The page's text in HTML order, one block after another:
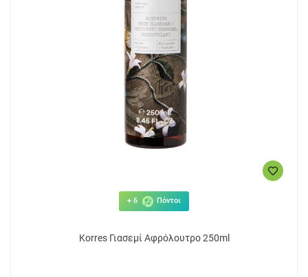
+ 6 Πόντοι
Korres Γιασεμί Αφρόλουτρο 250ml